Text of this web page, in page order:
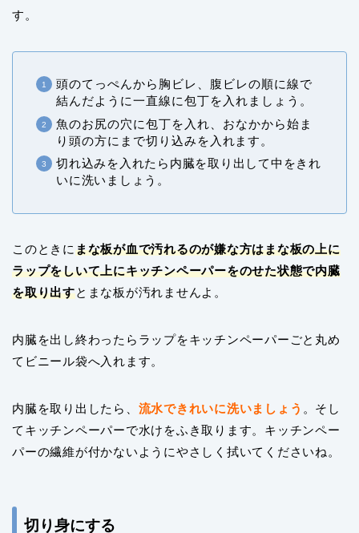
す。
頭のてっぺんから胸ビレ、腹ビレの順に線で
結んだように一直線に包丁を入れましょう。
魚のお尻の穴に包丁を入れ、おなかから始ま
り頭の方にまで切り込み を入れます。
切れ込みを入れたら内臓を取り出して中をきれ
いに洗いましょう。
このときにまな板が血で汚れるのが嫌な方はまな板の上に
ラップをしいて上にキッチンペーパーをのせた状態で内臓
を取り出すとまな板が汚れませんよ。
内臓を出し終わったらラップをキッチンペーパーごと丸め
てビニール袋へ入れます。
内臓を取り出したら、 流水できれいに洗いましょう 。そし
てキッチンペーパーで水けをふき取ります。キッチンペー
パーの繊維が付かないようにやさしく拭いてくださいね。
切り身にする